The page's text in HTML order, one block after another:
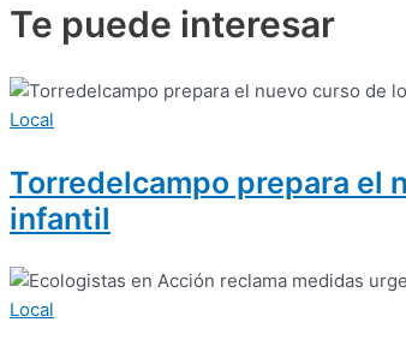
Te puede interesar
Local
Torredelcampo prepara el
infantil
Local